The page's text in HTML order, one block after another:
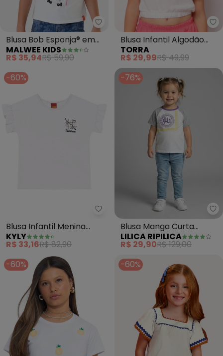
Malwee Kids - Blusa Bob
Blusa Bob Esponja® em
Malha (Branco)
MALWEE KIDS
R$ 35,94R$ 59,90
Blusa Infantil Algodão
Laise com Babado
(Branco)
TORRA
R$ 29,99R$ 49,99
-60%
Kyly - Blusa Infantil Menina
Blusa Infantil Menina
Manga Babado (Branco)
KYLY
R$ 33,16R$ 82,90
-76%
Blusa Manga Curta
Infantil Menina(Branco)
LILICA RIPILICA
R$ 29,90R$ 129,00
-60%
-60%